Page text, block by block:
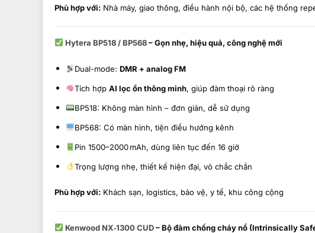
Phù hợp với: Nhà máy, giao thông, điều hành nội bộ, các hệ thống
Hytera BP518 / BP568– Gọn nhẹ, hiệu quả, công nghệ mới
Dual-mode:DMR + analog FM
Tích hợpAI lọc ồn thông minh, giúp đàm thoại rõ ràng
BP518: Không màn hình – đơn giản, dễ sử dụng
BP568: Có màn hình, tiện điều hướng kênh
Pin 1500–2000 mAh, dùng liên tục đến 16 giờ
Trọng lượng nhẹ, thiết kế hiện đại, vỏ chắc chắn
Phù hợp với: Khách sạn, logistics, bảo vệ, y tế, khu công cộng
Kenwood NX‑1300 CUD– Bộ đàm chống cháy nổ (Intrinsically